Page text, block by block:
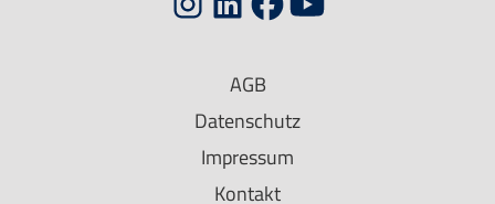
AGB
Datenschutz
Impressum
Kontakt